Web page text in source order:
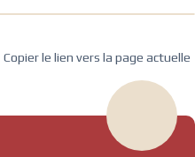
Copier le lien vers la page actuelle